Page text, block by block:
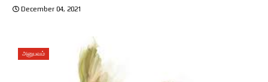
December 04, 2021
அனுபவம்